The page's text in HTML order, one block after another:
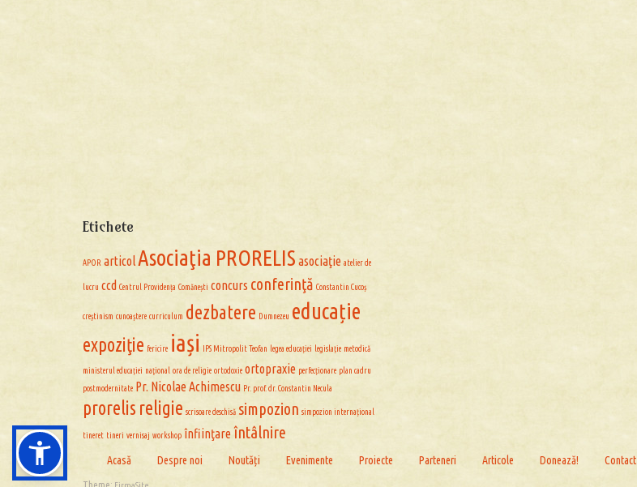
Etichete
APOR articolAsociaţia PRORELIS asociaţie atelier de
lucru ccd Centrul Providența Comănești concurs conferinţă Constantin Cucoș
creștinism cunoaștere curriculum dezbatere Dumnezeu educație
expoziţie fericire iași IPS Mitropolit Teofan legea educației legislație metodică
ministerul educației naţional ora de religie ortodoxie ortopraxie perfecționare plan cadru
postmodernitate Pr. Nicolae Achimescu Pr. prof. dr. Constantin Necula
prorelis religie scrisoare deschisă simpozion simpozion internațional
tineret tineri vernisaj workshop înfiinţareîntâlnire
Acasă Despre noi Noutăți Evenimente Proiecte Parteneri Articole Donează! Contact